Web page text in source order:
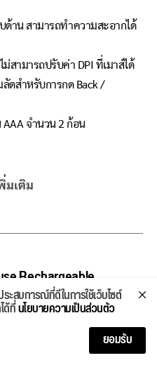
ด้าน สามารถทำความสะอากได้
ม่สามารถปรับค่า DPI ที่เมาส์ได้
ดสำหรับการกด Back /
จำนวน 2 ก้อน
มเติม
Rechargeable
ะสบการณ์ที่ดีในการใช้เว็บไซต์
ด้ที่นโยบายความเป็นส่วนตัว
ยอมรับ